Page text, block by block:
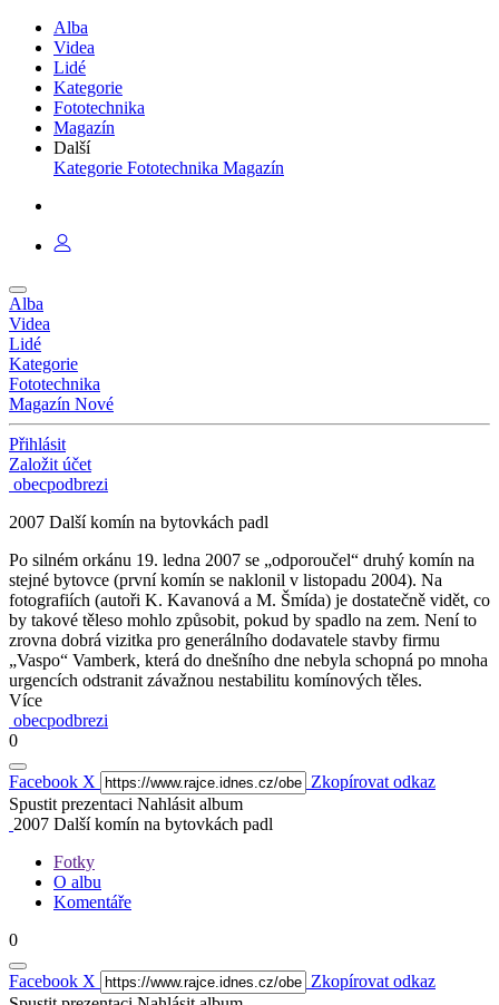
Alba
Videa
Lidé
Kategorie
Fototechnika
Magazín
Další
Kategorie Fototechnika Magazín
Alba
Videa
Lidé
Kategorie
Fototechnika
Magazín Nové
Přihlásit
Založit účet
obecpodbrezi
2007 Další komín na bytovkách padl
Po silném orkánu 19. ledna 2007 se „odporoučel“ druhý komín na
stejné bytovce (první komín se naklonil v listopadu 2004). Na
fotografiích (autoři K. Kavanová a M. Šmída) je dostatečně vidět, co
by takové těleso mohlo způsobit, pokud by spadlo na zem. Není to
zrovna dobrá vizitka pro generálního dodavatele stavby firmu
„Vaspo“ Vamberk, která do dnešního dne nebyla schopná po mnoha
urgencích odstranit závažnou nestabilitu komínových těles.
Více
obecpodbrezi
0
Facebook X
Zkopírovat odkaz
Spustit prezentaci Nahlásit album
2007 Další komín na bytovkách padl
Fotky
O albu
Komentáře
0
Facebook X
Zkopírovat odkaz